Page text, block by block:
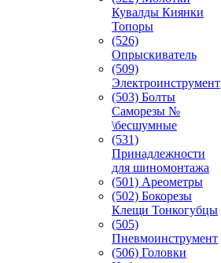
Кувалды Киянки
Топоры
(526)
Опрыскиватель
(509)
Электроинструмент
(503) Болты
Саморезы №
\бесшумные
(531)
Принадлежности
для шиномонтажа
(501) Ареометры
(502) Бокорезы
Клещи Тонкогубцы
(505)
Пневмоинструмент
(506) Головки